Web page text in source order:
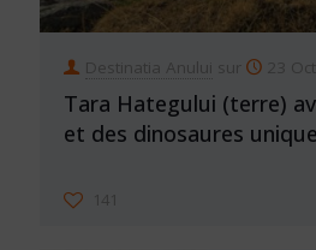
Destinatia Anului sur 23
Tara Hategului (terre)
et des dinosaures
141